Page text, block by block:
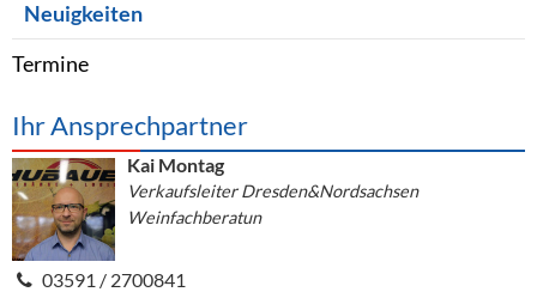
Neuigkeiten
Termine
Ihr Ansprechpartner
Kai Montag
Verkaufsleiter Dresden&Nordsachsen
Weinfachberatun
03591 / 2700841